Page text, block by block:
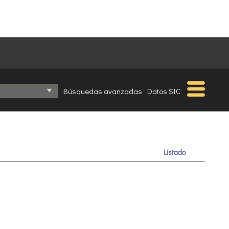
Búsquedas avanzadas Datos SIC
Listado